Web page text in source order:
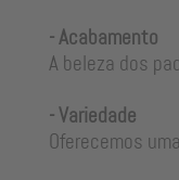
- Acabamento
A beleza dos
- Variedade
Oferecemos